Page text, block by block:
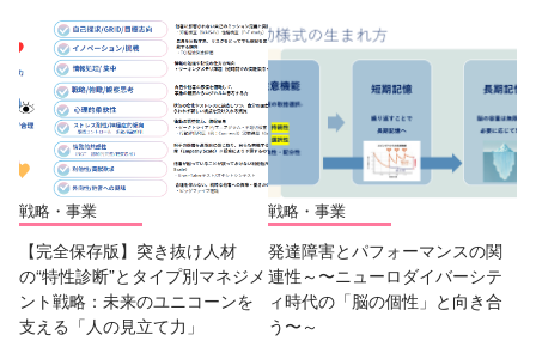
戦略・事業
【完全保存版】突き抜け人材
の“特性診断”とタイプ別マネジメ
ント戦略：未来のユニコーンを
支える「人の見立て力」
戦略・事業
発達障害とパフォーマンスの関
連性～〜ニューロダイバーシテ
ィ時代の「脳の個性」と向き合
う〜～